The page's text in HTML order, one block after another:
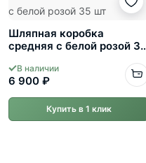
Шляпная коробка
средняя с белой розой 35
В наличии
6 900 ₽
Купить в 1 клик